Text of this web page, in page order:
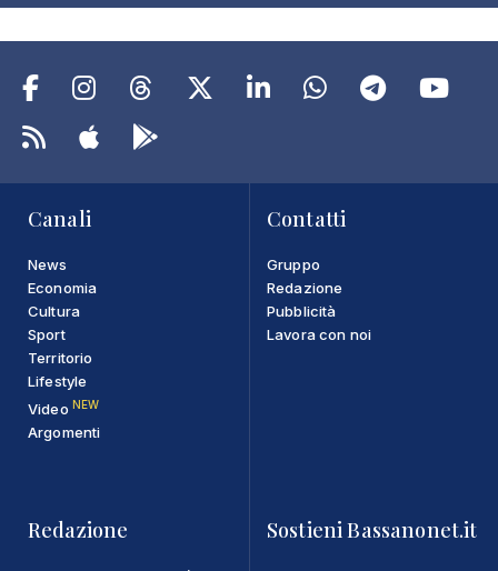
Canali
News
Economia
Cultura
Sport
Territorio
Lifestyle
Video NEW
Argomenti
Contatti
Gruppo
Redazione
Pubblicità
Lavora con noi
Redazione Sostieni Bassanonet.it